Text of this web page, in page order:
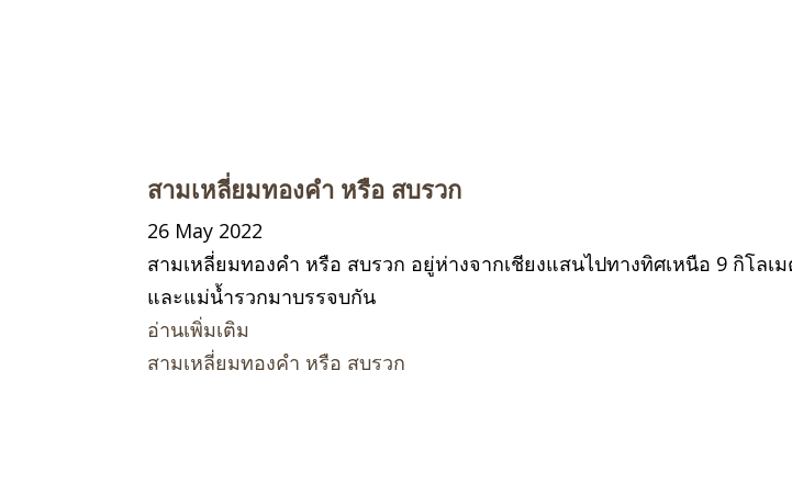
สามเหลี่ยมทองคำ หรือ สบรวก
26 May 2022
สามเหลี่ยมทองคำ หรือ สบรวก อยู่ห่างจากเชียงแสนไปทางทิศเหนือ 9 กิโล
และแม่น้ำรวกมาบรรจบกัน
อ่านเพิ่มเติม
สามเหลี่ยมทองคำ หรือ สบรวก